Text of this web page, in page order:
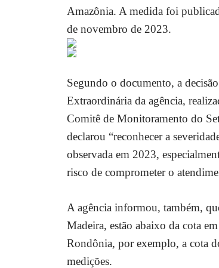
Amazônia. A medida foi
de novembro de 2023.
Segundo o documento, a
Extraordinária da agência,
Comitê de Monitoramento do
declarou “reconhecer a
observada em 2023,
risco de comprometer o
A agência informou, também,
Madeira, estão abaixo da cota
Rondônia, por exemplo, a cota
medições.